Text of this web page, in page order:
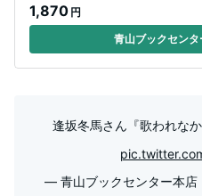
1,870 円
青山ブックセン
逢坂冬馬さん『歌われな
— 青山ブックセンター本店